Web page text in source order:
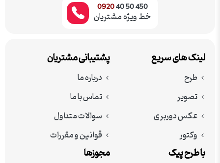
450 50 40
0920
خط ویژه مشتریان
لینک های سریع
طرح
تصویر
عکس دوربری
وکتور
پشتیبانی مشتریان
درباره ما
تماس با ما
سوالات متداول
قوانین و مقررات
با طرح پیک مجوزها